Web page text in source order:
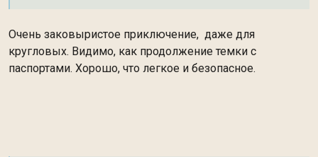
Очень заковыристое приключение, даже для
кругловых. Видимо, как продолжение темки с
паспортами. Хорошо, что легкое и безопасное.